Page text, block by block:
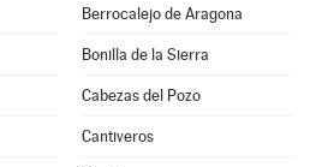
Berrocalejo de Aragona
Bonilla de la Sierra
Cabezas del Pozo
Cantiveros